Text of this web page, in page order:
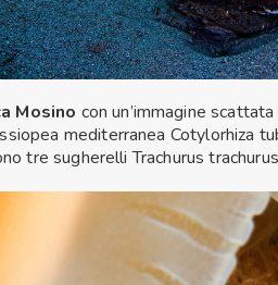
Mosino con un’immagine
mediterranea Cotylorhiza
tre sugherelli Trachurus